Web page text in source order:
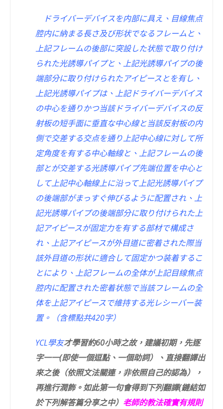
ドライバーデバイスを内部に具え、目線焦点
腔内に納まる長さ及び形状でなるフレームと、
上記フレームの後部に突設した状態で取り付け
られた光誘導パイプと、上記光誘導パイプの後
端部分に取り付けられたアイピースとを有し、
上記光誘導パイプは、上記ドライバーデバイス
の中心を通りかつ当該ドライバーデバイスの反
射板の短手面に垂直な中心線と当該反射板の内
側で交差する交点を通り上記中心線に対して所
定角度を有する中心軸線と、上記フレームの後
部とが交差する光誘導パイプ先端位置を中心と
して上記中心軸線上に沿って上記光誘導パイプ
の後端部がまっすぐ伸びるように配置され、上
記光誘導パイプの後端部分に取り付けられた上
記アイピースが固定力を有する部材で構成さ
れ、上記アイピースが外目道に密着された際当
該外目道の形状に適合して固定かつ装着するこ
とにより、上記フレームの全体が上記目線焦点
腔内に配置された密着状態で当該フレームの全
体を上記アイピースで維持する光レシーバー装
置。（含標點共420字）
YCL學友才學習約60小時之故，建議初期，先逐
字一一(即使一個逗點、一個助詞）、直接翻譯出
來之後（依照文法關連，非依照自己的認為），
再進行潤飾。如此第一句會得到下列翻譯(鏈結如
於下列解答篇分享之中） 老師的教法確實有規則